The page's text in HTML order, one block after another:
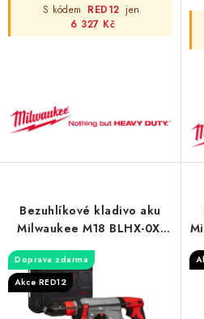
S kódem RED12 jen
6 327 Kč
Bezuhlíkové kladivo aku
Milwaukee M18 BLHX-0X,
SDS - Plus 26 mm, se 4
režimy a sklíčidlem
FIXTEC™
Doprava zdarma
Akce RED12